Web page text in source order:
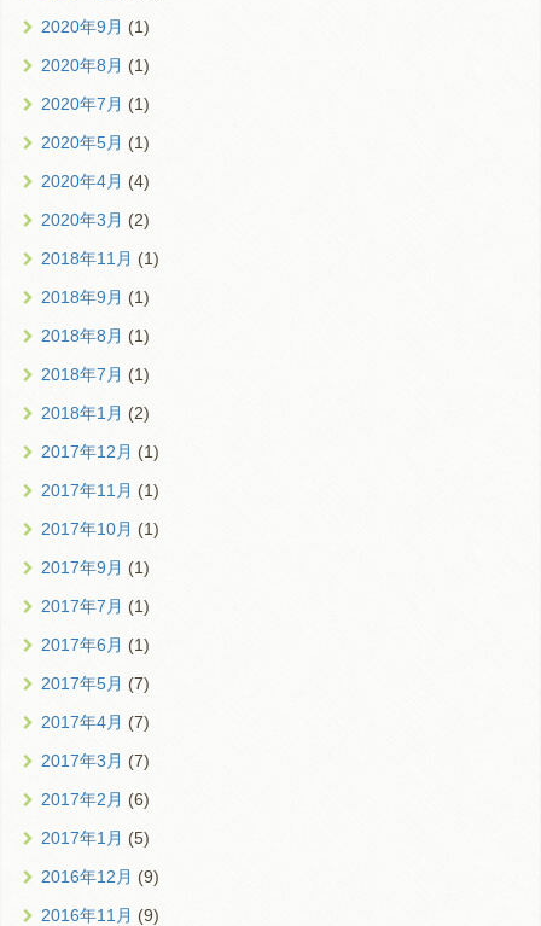
2020年9月 (1)
2020年8月 (1)
2020年7月 (1)
2020年5月 (1)
2020年4月 (4)
2020年3月 (2)
2018年11月 (1)
2018年9月 (1)
2018年8月 (1)
2018年7月 (1)
2018年1月 (2)
2017年12月 (1)
2017年11月 (1)
2017年10月 (1)
2017年9月 (1)
2017年7月 (1)
2017年6月 (1)
2017年5月 (7)
2017年4月 (7)
2017年3月 (7)
2017年2月 (6)
2017年1月 (5)
2016年12月 (9)
2016年11月 (9)